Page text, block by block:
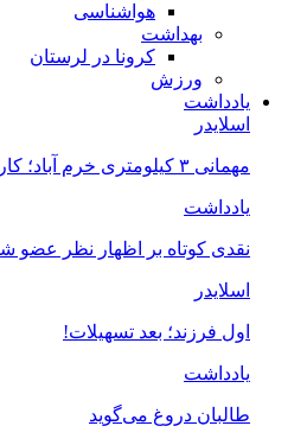
هواشناسی
بهداشت
کرونا در لرستان
ورزش
یادداشت
اسلایدر
مهمانی ۳ کیلومتری خرم آباد؛ کاری بزرگ با چند نقد کوچک
یادداشت
نقدی کوتاه بر اظهار نظر عضو
اسلایدر
اول فرزند؛ بعد تسهیلات!
یادداشت
طالبان دروغ می‌گوید